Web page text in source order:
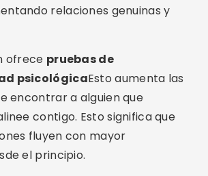
relaciones genuinas y
ofrece pruebas de
psicológicaEsto aumenta las
encontrar a alguien que
contigo. Esto significa que
fluyen con mayor
el principio.